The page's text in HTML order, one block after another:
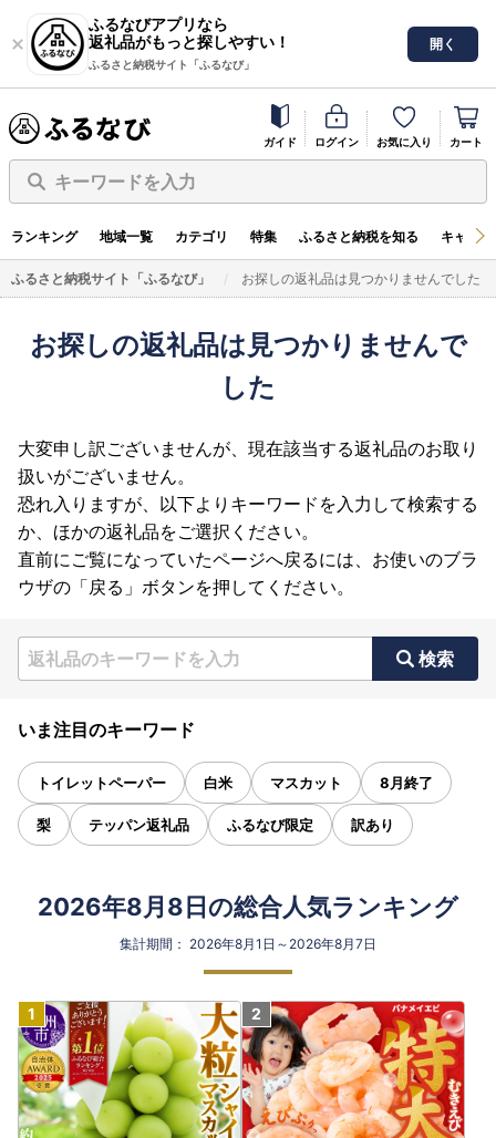
ふるなびアプリなら
返礼品がもっと探しやすい！
ふるさと納税サイト「ふるなび」
開く
ガイド ログイン お気に入り カート
キーワードを入力
ランキング 地域一覧 カテゴリ 特集 ふるさと納税を知る キャン
ふるさと納税サイト「ふるなび」 お探しの返礼品は見つかりませんでした
お探しの返礼品は見つかりませんで
した
大変申し訳ございませんが、現在該当する返礼品のお取り
扱いがございません。
恐れ入りますが、以下よりキーワードを入力して検索する
か、ほかの返礼品をご選択ください。
直前にご覧になっていたページへ戻るには、お使いのブラ
ウザの「戻る」ボタンを押してください。
検索
いま注目のキーワード
トイレットペーパー 白米 マスカット 8月終了
梨 テッパン返礼品 ふるなび限定 訳あり
2026年8月8日の総合人気ランキング
集計期間： 2026年8月1日～2026年8月7日